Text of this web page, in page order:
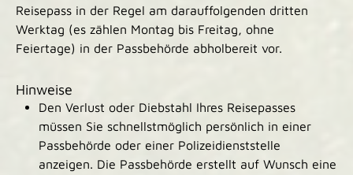
Reisepass in der Regel am darauffolgenden dritten
Werktag (es zählen Montag bis Freitag, ohne
Feiertage) in der Passbehörde abholbereit vor.
Hinweise
Den Verlust oder Diebstahl Ihres Reisepasses
müssen Sie schnellstmöglich persönlich in einer
Passbehörde oder einer Polizeidienststelle
anzeigen. Die Passbehörde erstellt auf Wunsch eine